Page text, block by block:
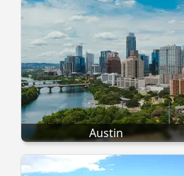
Austin